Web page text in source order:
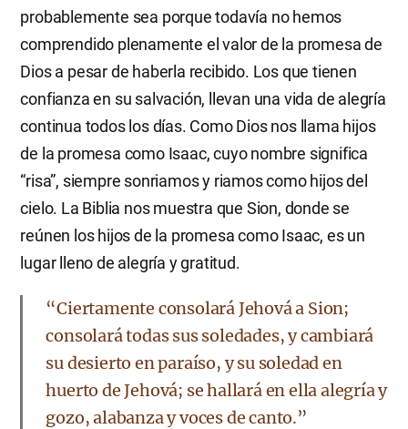
probablemente sea porque todavía no hemos
comprendido plenamente el valor de la promesa de
Dios a pesar de haberla recibido. Los que tienen
confianza en su salvación, llevan una vida de alegría
continua todos los días. Como Dios nos llama hijos
de la promesa como Isaac, cuyo nombre significa
“risa”, siempre sonriamos y riamos como hijos del
cielo. La Biblia nos muestra que Sion, donde se
reúnen los hijos de la promesa como Isaac, es un
lugar lleno de alegría y gratitud.
“Ciertamente consolará Jehová a Sion;
consolará todas sus soledades, y cambiará
su desierto en paraíso, y su soledad en
huerto de Jehová; se hallará en ella alegría y
gozo, alabanza y voces de canto.”